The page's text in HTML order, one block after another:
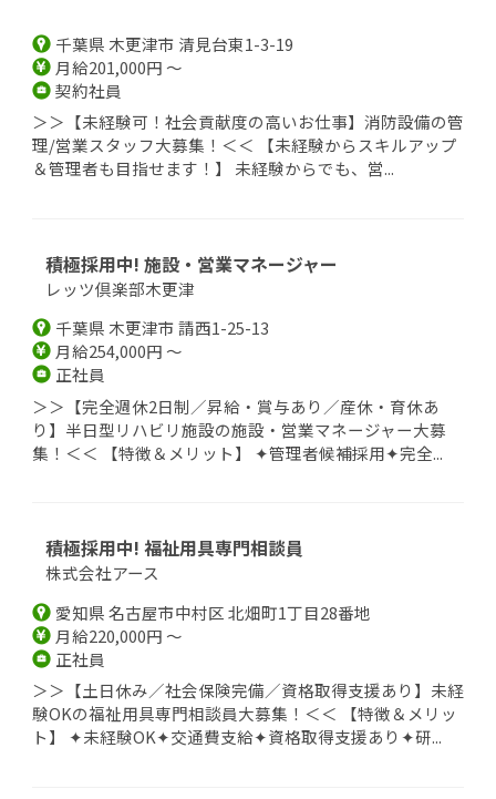
千葉県 木更津市 清見台東1-3-19
月給201,000円 ～
契約社員
＞＞【未経験可！社会貢献度の高いお仕事】消防設備の管
理/営業スタッフ大募集！＜＜ 【未経験からスキルアップ
＆管理者も目指せます！】 未経験からでも、営...
積極採用中! 施設・営業マネージャー
レッツ倶楽部木更津
千葉県 木更津市 請西1-25-13
月給254,000円 ～
正社員
＞＞【完全週休2日制／昇給・賞与あり／産休・育休あ
り】半日型リハビリ施設の施設・営業マネージャー大募
集！＜＜ 【特徴＆メリット】 ✦管理者候補採用✦完全...
積極採用中! 福祉用具専門相談員
株式会社アース
愛知県 名古屋市中村区 北畑町1丁目28番地
月給220,000円 ～
正社員
＞＞【土日休み／社会保険完備／資格取得支援あり】未経
験OKの福祉用具専門相談員大募集！＜＜ 【特徴＆メリッ
ト】 ✦未経験OK✦交通費支給✦資格取得支援あり✦研...